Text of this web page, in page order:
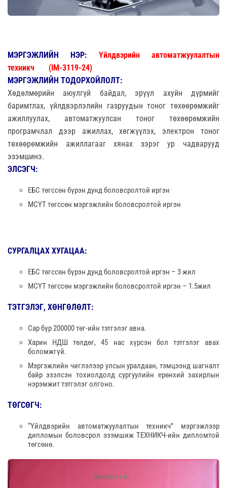
МЭРГЭЖЛИЙН НЭР:
Үйлдвэрийн автоматжуулалтын
техникч (IМ-3119-24)
МЭРГЭЖЛИЙН ТОДОРХОЙЛОЛТ:
Хөдөлмөрийн аюулгүй байдал, эрүүл ахуйн дүрмийг
баримтлах, үйлдвэрлэлийн газруудын тоног төхөөрөмжийг
ажиллуулах, автоматжуулсан тоног төхөөрөмжийн
програмчлал дээр ажиллах, хөгжүүлэх, электрон тоног
төхөөрөмжийн ажиллагааг хянах зэрэг ур чадварууд
эзэмшинэ.
ЭЛСЭГЧ:
ЕБС төгссөн бүрэн дунд боловсролтой иргэн
МСҮТ төгссөн мэргэжлийн боловсролтой иргэн
СУРГАЛЦАХ ХУГАЦАА:
ЕБС төгссөн бүрэн дунд боловсролтой иргэн – 3 жил
МСҮТ төгссөн мэргэжлийн боловсролтой иргэн – 1.5жил
ТЭТГЭЛЭГ, ХӨНГӨЛӨЛТ:
Сар бүр 200000 төг-ийн тэтгэлэг авна.
Харин НДШ төлдөг, 45 нас хүрсэн бол тэтгэлэг авах
боломжгүй.
Мэргэжлийн чиглэлээр улсын уралдаан, тэмцээнд шагналт
байр эзэлсэн тохиолдолд сургуулийн ерөнхий захирлын
нэрэмжит тэтгэлэг олгоно.
ТӨГСӨГЧ:
“Үйлдвэрийн автоматжуулалтын техникч” мэргэжлээр
дипломын боловсрол эзэмшиж ТЕХНИКЧ-ийн дипломтой
төгсөнө.